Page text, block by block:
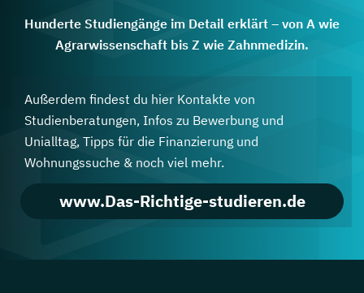
Hunderte Studiengänge im Detail erklärt – von A wie
Agrarwissenschaft bis Z wie Zahnmedizin.
Außerdem findest du hier Kontakte von
Studienberatungen, Infos zu Bewerbung und
Unialltag, Tipps für die Finanzierung und
Wohnungssuche & noch viel mehr.
www.Das-Richtige-studieren.de